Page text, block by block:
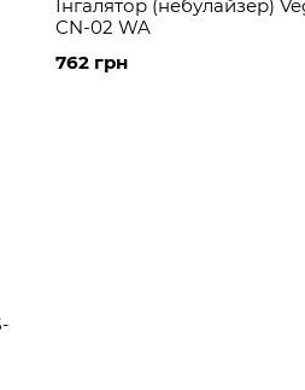
Інгалятор (небулайзер)
CN-02 WA
762 грн